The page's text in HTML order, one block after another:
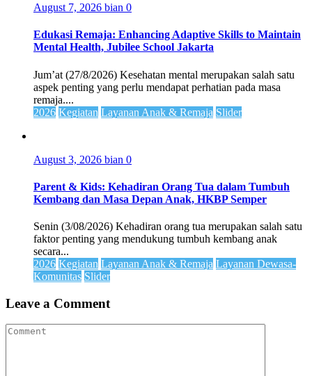
August 7, 2026 bian 0
Edukasi Remaja: Enhancing Adaptive Skills to Maintain
Mental Health, Jubilee School Jakarta
Jum’at (27/8/2026) Kesehatan mental merupakan salah satu
aspek penting yang perlu mendapat perhatian pada masa
remaja....
2026 Kegiatan Layanan Anak & Remaja Slider
August 3, 2026 bian 0
Parent & Kids: Kehadiran Orang Tua dalam Tumbuh
Kembang dan Masa Depan Anak, HKBP Semper
Senin (3/08/2026) Kehadiran orang tua merupakan salah satu
faktor penting yang mendukung tumbuh kembang anak
secara...
2026 Kegiatan Layanan Anak & Remaja Layanan Dewasa-
Komunitas Slider
Leave a Comment